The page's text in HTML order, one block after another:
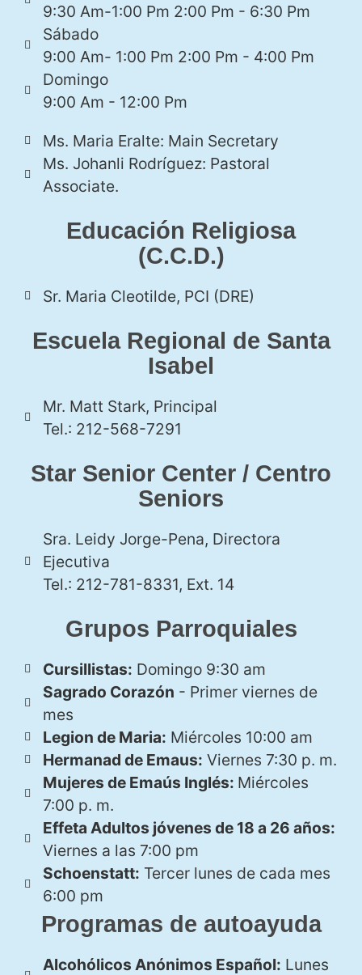
9:30 Am-1:00 Pm 2:00 Pm - 6:30 Pm
Sábado
9:00 Am- 1:00 Pm 2:00 Pm - 4:00 Pm
Domingo
9:00 Am - 12:00 Pm
Ms. Maria Eralte: Main Secretary
Ms. Johanli Rodríguez: Pastoral
Associate.
Educación Religiosa
(C.C.D.)
Sr. Maria Cleotilde, PCI (DRE)
Escuela Regional de Santa
Isabel
Mr. Matt Stark, Principal
Tel.: 212-568-7291
Star Senior Center / Centro
Seniors
Sra. Leidy Jorge-Pena, Directora
Ejecutiva
Tel.: 212-781-8331, Ext. 14
Grupos Parroquiales
Cursillistas: Domingo 9:30 am
Sagrado Corazón - Primer viernes de
mes
Legion de Maria: Miércoles 10:00 am
Hermanad de Emaus: Viernes 7:30 p. m.
Mujeres de Emaús Inglés: Miércoles
7:00 p. m.
Effeta Adultos jóvenes de 18 a 26 años:
Viernes a las 7:00 pm
Schoenstatt: Tercer lunes de cada mes
6:00 pm
Programas de autoayuda
Alcohólicos Anónimos Español: Lunes